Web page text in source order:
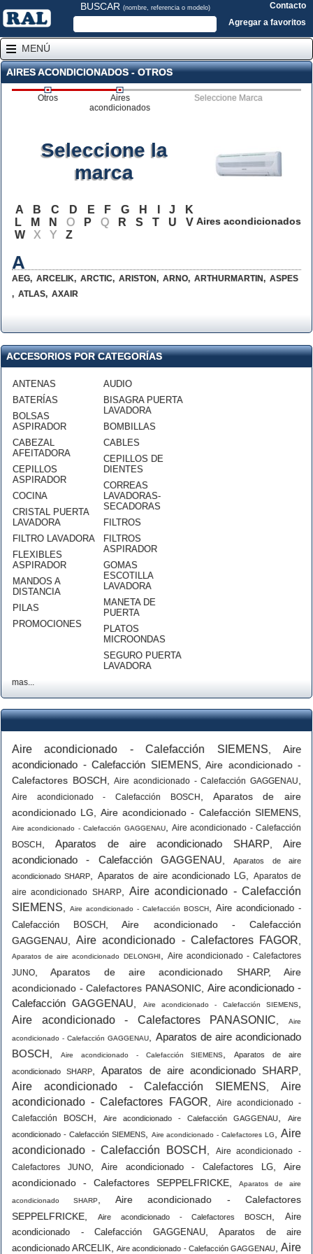
BUSCAR (nombre, referencia o modelo)
Contacto
Agregar a favoritos
MENÚ
AIRES ACONDICIONADOS - OTROS
Otros
Aires
acondicionados
Seleccione Marca
Aires acondicionados
Seleccione la
marca
A B C D E F G H J
K
L
M N O P Q R S T U
V
W
X Y Z
A
AEG, ARCELIK, ARCTIC, ARISTON, ARNO, ARTHURMARTIN, ASPES
, ATLAS, AXAIR
ACCESORIOS POR CATEGORÍAS
ANTENAS
BATERÍAS
BOLSAS
ASPIRADOR
CABEZAL
AFEITADORA
CEPILLOS
ASPIRADOR
COCINA
CRISTAL PUERTA
LAVADORA
FILTRO LAVADORA
FLEXIBLES
ASPIRADOR
MANDOS A
DISTANCIA
PILAS
PROMOCIONES
AUDIO
BISAGRA PUERTA
LAVADORA
BOMBILLAS
CABLES
CEPILLOS DE
DIENTES
CORREAS
LAVADORAS-
SECADORAS
FILTROS
FILTROS
ASPIRADOR
GOMAS
ESCOTILLA
LAVADORA
MANETA DE
PUERTA
PLATOS
MICROONDAS
SEGURO PUERTA
LAVADORA
mas...
Aire acondicionado - Calefacción SIEMENS ,Aire
acondicionado - Calefacción SIEMENS, Aire acondicionado -
Calefactores BOSCH ,Aire acondicionado - Calefacción GAGGENAU
Aire acondicionado - Calefacción BOSCH
Aparatos de aire
acondicionado LG
Aire acondicionado - Calefacción SIEMENS
Aire acondicionado - Calefacción GAGGENAU, Aire acondicionado - Calefacción
BOSCH
,Aparatos de aire acondicionado SHARP,Aire
acondicionado - Calefacción GAGGENAU ,Aparatos de aire
acondicionado SHARP
Aparatos de aire acondicionado LG
Aparatos de
aire acondicionado SHARP,Aire acondicionado - Calefacción
SIEMENS
Aire acondicionado - Calefacción BOSCH
Aire acondicionado -
Calefacción BOSCH
,Aire acondicionado - Calefacción
GAGGENAU ,Aire acondicionado - Calefactores FAGOR
Aparatos de aire acondicionado DELONGHI
Aire acondicionado - Calefactores
JUNO ,Aparatos de aire acondicionado SHARP,Aire
acondicionado - Calefactores PANASONIC Aire acondicionado -
Calefacción GAGGENAU
Aire acondicionado - Calefacción SIEMENS
Aire acondicionado - Calefactores PANASONIC ,Aire
acondicionado - Calefacción GAGGENAU
Aparatos de aire acondicionado
BOSCH
Aire acondicionado - Calefacción SIEMENS ,Aparatos de aire
acondicionado SHARP
,Aparatos de aire acondicionado SHARP
Aire acondicionado - Calefacción SIEMENS ,Aire
acondicionado - Calefactores FAGOR
Aire acondicionado -
Calefacción BOSCH
Aire acondicionado - Calefacción GAGGENAU
Aire
acondicionado - Calefacción SIEMENS, Aire acondicionado - Calefactores LG ,Aire
acondicionado - Calefacción BOSCH
Aire acondicionado -
Calefactores JUNO,Aire acondicionado - Calefactores LG ,Aire
acondicionado - Calefactores SEPPELFRICKE
Aparatos de aire
acondicionado SHARP
Aire acondicionado - Calefactores
SEPPELFRICKE
Aire acondicionado - Calefactores BOSCH ,Aire
acondicionado - Calefacción GAGGENAU, Aparatos de aire
acondicionado ARCELIK ,Aire acondicionado - Calefacción GAGGENAU,Aire